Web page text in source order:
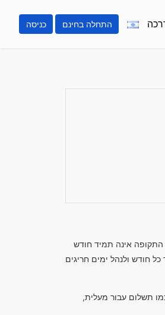
התחלה בחינם כניסה
התקופה אינה תמיד חודש
חודש ולנהל ימים חריגים
תשלום עבור מעלית,